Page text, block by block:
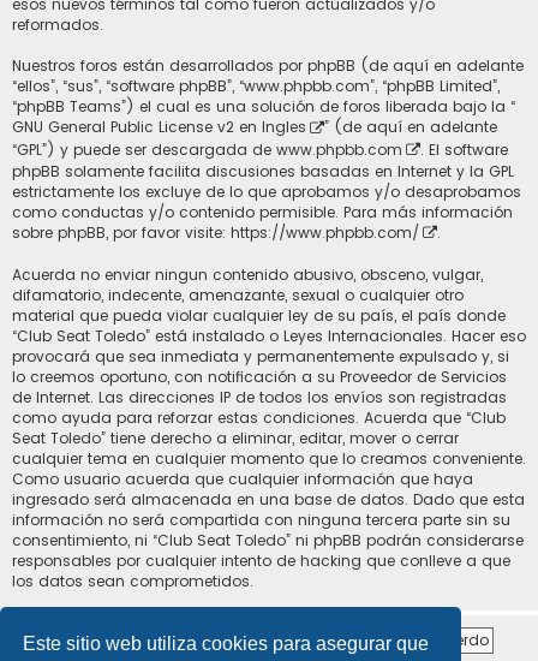
Este sitio web utiliza cookies para asegurar que
esos nuevos términos tal como fueron actualizados y/o
reformados.
Nuestros foros están desarrollados por phpBB (de aquí en adelante
“ellos”, “sus”, “software phpBB”, “www.phpbb.com”, “phpBB Limited”,
“phpBB Teams”) el cual es una solución de foros liberada bajo la “
GNU General Public License v2 en Ingles
” (de aquí en adelante
“GPL”) y puede ser descargada de www.phpbb.com
. El software
phpBB solamente facilita discusiones basadas en Internet y la GPL
estrictamente los excluye de lo que aprobamos y/o desaprobamos
como conductas y/o contenido permisible. Para más información
sobre phpBB, por favor visite: https://www.phpbb.com/ .
Acuerda no enviar ningun contenido abusivo, obsceno, vulgar,
difamatorio, indecente, amenazante, sexual o cualquier otro
material que pueda violar cualquier ley de su país, el país donde
“Club Seat Toledo” está instalado o Leyes Internacionales. Hacer eso
provocará que sea inmediata y permanentemente expulsado y, si
lo creemos oportuno, con notificación a su Proveedor de Servicios
de Internet. Las direcciones IP de todos los envíos son registradas
como ayuda para reforzar estas condiciones. Acuerda que “Club
Seat Toledo” tiene derecho a eliminar, editar, mover o cerrar
cualquier tema en cualquier momento que lo creamos conveniente.
Como usuario acuerda que cualquier información que haya
ingresado será almacenada en una base de datos. Dado que esta
información no será compartida con ninguna tercera parte sin su
consentimiento, ni “Club Seat Toledo” ni phpBB podrán considerarse
responsables por cualquier intento de hacking que conlleve a que
los datos sean comprometidos.